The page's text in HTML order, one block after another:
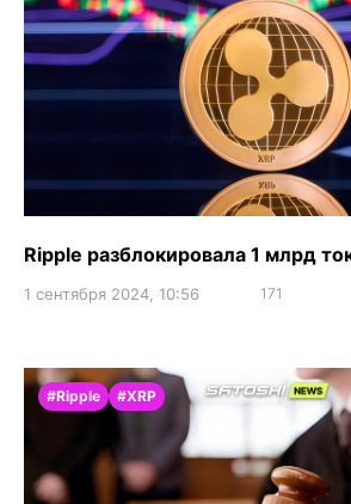
Ripple разблокировала 1 млрд
1 сентября 2024, 10:56 171
#Ripple #XRP